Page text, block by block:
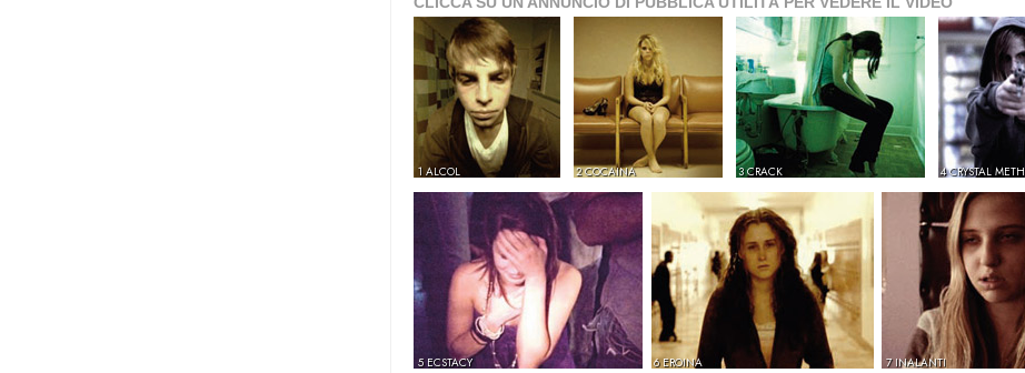
1 ALCOL 2 COCAINA 3 CRACK 4 CRYSTAL METH
5 ECSTACY 6 EROINA 7 INALANTI